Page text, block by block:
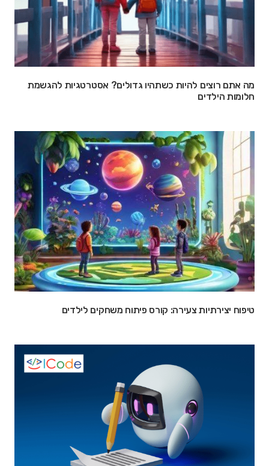
מה אתם רוצים להיות כשתהיו גדולים? אסטרטגיות להגשמת
חלומות הילדים
טיפוח יצירתיות צעירה: קורס פיתוח משחקים לילדים